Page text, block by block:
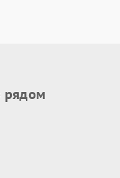
рядом